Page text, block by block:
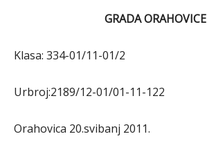
GRADA ORAHOVICE
Klasa: 334-01/11-01/2
Urbroj:2189/12-01/01-11-122
Orahovica 20.svibanj 2011.